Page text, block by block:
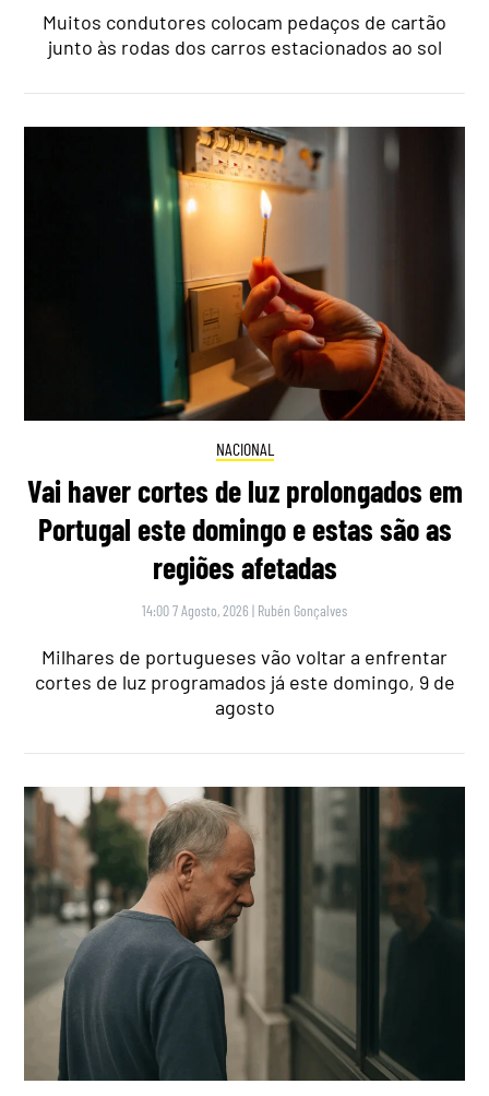
Muitos condutores colocam pedaços de cartão
junto às rodas dos carros estacionados ao sol
NACIONAL
Vai haver cortes de luz prolongados em
Portugal este domingo e estas são as
regiões afetadas
14:00 7 Agosto, 2026 | Rubén Gonçalves
Milhares de portugueses vão voltar a enfrentar
cortes de luz programados já este domingo, 9 de
agosto